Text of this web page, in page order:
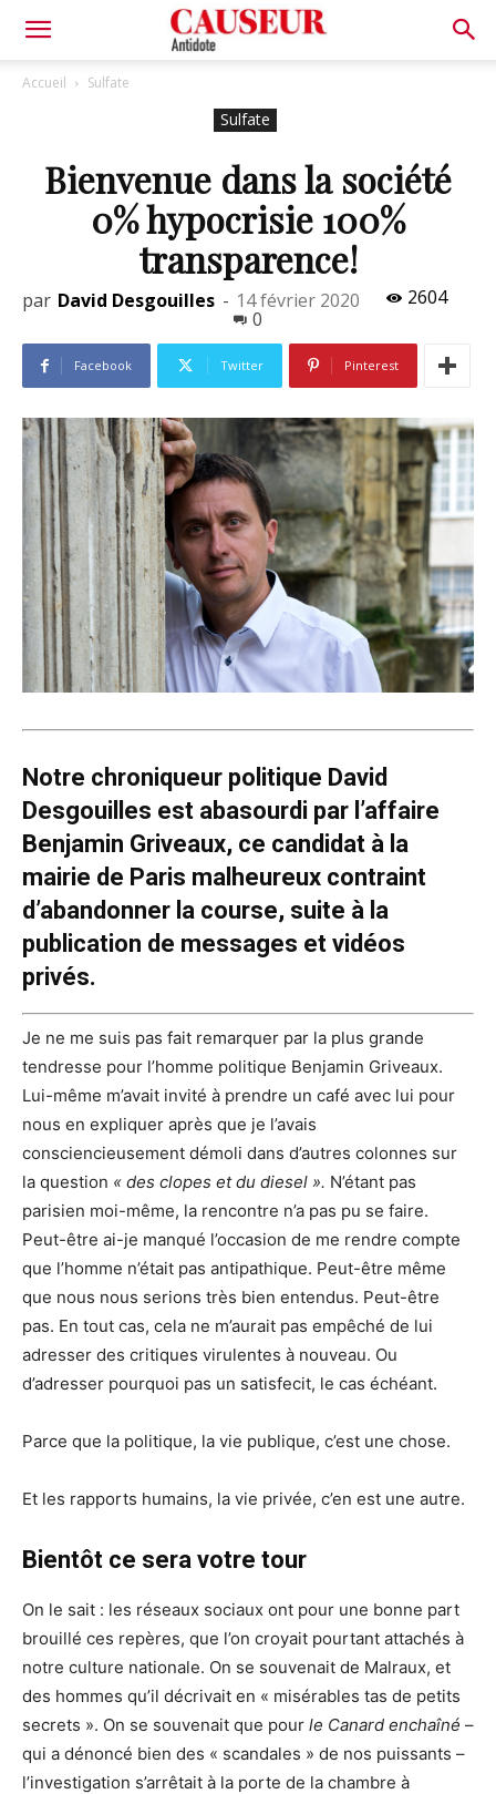
Antidote
Accueil Sulfate
Sulfate
Bienvenue dans la société
0% hypocrisie 100%
transparence!
par David Desgouilles - 14 février 2020
2604
0
Facebook Twitter Pinterest
Notre chroniqueur politique David
Desgouilles est abasourdi par l’affaire
Benjamin Griveaux, ce candidat à la
mairie de Paris malheureux contraint
d’abandonner la course, suite à la
publication de messages et vidéos
privés.
Je ne me suis pas fait remarquer par la plus grande
tendresse pour l’homme politique Benjamin Griveaux.
Lui-même m’avait invité à prendre un café avec lui pour
nous en expliquer après que je l’avais
consciencieusement démoli dans d’autres colonnes sur
la question « des clopes et du diesel ». N’étant pas
parisien moi-même, la rencontre n’a pas pu se faire.
Peut-être ai-je manqué l’occasion de me rendre compte
que l’homme n’était pas antipathique. Peut-être même
que nous nous serions très bien entendus. Peut-être
pas. En tout cas, cela ne m’aurait pas empêché de lui
adresser des critiques virulentes à nouveau. Ou
d’adresser pourquoi pas un satisfecit, le cas échéant.
Parce que la politique, la vie publique, c’est une chose.
Et les rapports humains, la vie privée, c’en est une autre.
Bientôt ce sera votre tour
On le sait : les réseaux sociaux ont pour une bonne part
brouillé ces repères, que l’on croyait pourtant attachés à
notre culture nationale. On se souvenait de Malraux, et
des hommes qu’il décrivait en « misérables tas de petits
secrets ». On se souvenait que pour le Canard enchaîné –
qui a dénoncé bien des « scandales » de nos puissants –
l’investigation s’arrêtait à la porte de la chambre à